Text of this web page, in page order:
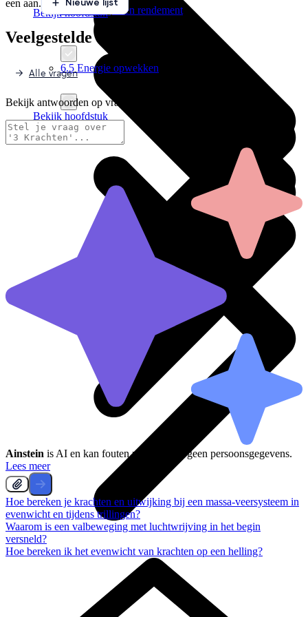
Bekijk hoofdstuk
6.4 Vermogen en rendement
6.5 Energie opwekken
Bekijk hoofdstuk
een aan.
Nieuwe lijst
Veelgestelde vragen
Alle vragen
Bekijk antwoorden op vragen die veel worden gesteld.
Ainstein is AI en kan fouten maken, deel geen persoonsgegevens.
Lees meer
Hoe bereken je krachten en uitwijking bij een massa-veersysteem in
evenwicht en tijdens trillingen?
Waarom is een valbeweging met luchtwrijving in het begin
versneld?
Hoe bereken ik het evenwicht van krachten op een helling?